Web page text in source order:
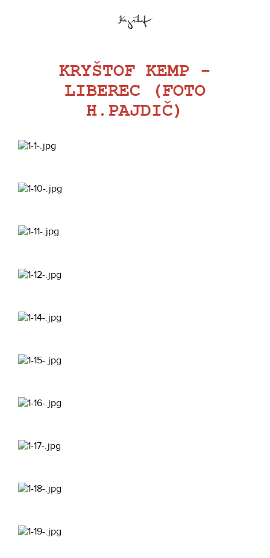
KRYŠTOF KEMP -
LIBEREC (FOTO
H.PAJDIČ)